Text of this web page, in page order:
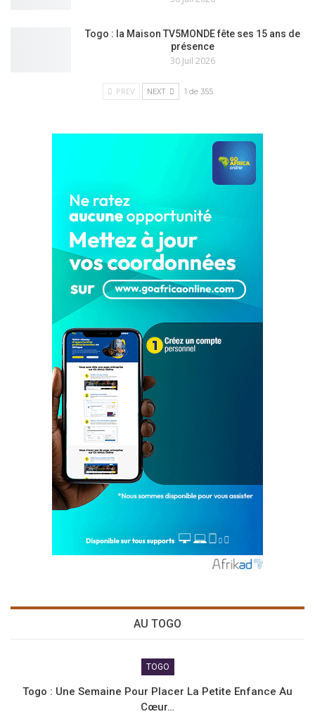
Togo : la Maison TV5MONDE fête ses 15 ans de
présence
30 Juil 2026
PREV NEXT 1 de 355
AU TOGO
TOGO
Togo : Une Semaine Pour Placer La Petite Enfance Au
Cœur…